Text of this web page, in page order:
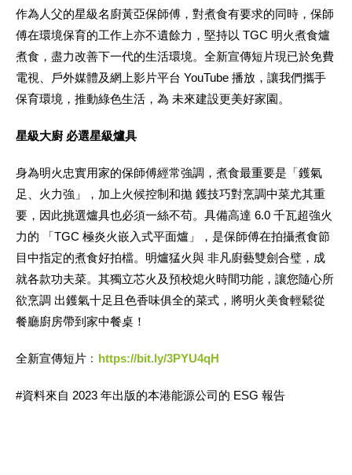
作為人父的星級名廚黃亞保師傅，對煮食有要求的同時，保師
傅在環境保育的工作上亦不遺餘力，堅持以 TGC 明火煮食爐
煮食，盡力改善下一代的生活環境。全新宣傳短片現已於免費
電視、戶外媒體及網上影片平台 YouTube 播放，讓我們攜手
保育環境，推動綠色生活，為 未來建設更美好家園。
星級大廚 必選星級爐具
身為明火忠實用家的保師傅經常強調，煮食最重要是「鑊氣
足、火力強」，加上火候控制和拋 鑊技巧對烹調中菜尤其重
要，因此挑選爐具也必須一絲不苟。具備高達 6.0 千瓦超強火
力的 「TGC 極炎火嵌入式平面爐」，是保師傅在拍攝煮食節
目中指定的煮食好拍檔。明爐猛火與 非凡廚藝雙劍合璧，成
就各款功夫菜。其獨立芯火及預校熄火時間功能，讓您隨心所
欲烹調 出鑊氣十足且色香味俱全的菜式，將明火美食輕鬆從
餐廳廚房帶到家中餐桌！
全新宣傳短片﹕ https://bit.ly/3PYU4qH
#資料來自 2023 年出版的本港能源公司的 ESG 報告